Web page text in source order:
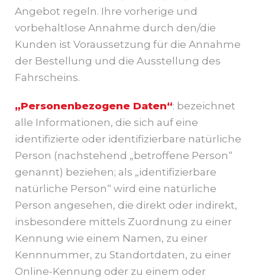
Angebot regeln. Ihre vorherige und
vorbehaltlose Annahme durch den/die
Kunden ist Voraussetzung für die Annahme
der Bestellung und die Ausstellung des
Fahrscheins.
„Personenbezogene Daten“: bezeichnet
alle Informationen, die sich auf eine
identifizierte oder identifizierbare natürliche
Person (nachstehend „betroffene Person“
genannt) beziehen; als „identifizierbare
natürliche Person“ wird eine natürliche
Person angesehen, die direkt oder indirekt,
insbesondere mittels Zuordnung zu einer
Kennung wie einem Namen, zu einer
Kennnummer, zu Standortdaten, zu einer
Online-Kennung oder zu einem oder